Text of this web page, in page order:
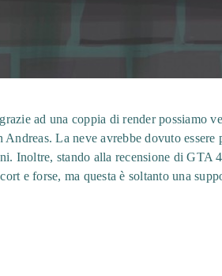
ad una coppia di render possiamo
La neve avrebbe dovuto essere
Inoltre, stando alla recensione di GTA
e forse, ma questa è soltanto una